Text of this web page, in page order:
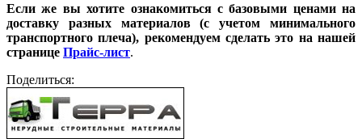
Если же вы хотите ознакомиться с базовыми ценами на
доставку разных материалов (с учетом минимального
транспортного плеча), рекомендуем сделать это на нашей
странице Прайс-лист.
Поделиться: